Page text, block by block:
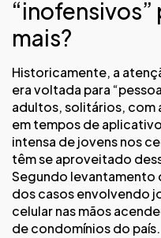
mais?
Historicamente, a
era voltada para
adultos, solitários, com
em tempos de
intensa de jovens nos
têm se aproveitado
Segundo levantamento
dos casos envolvendo
celular nas mãos
de condomínios do país.